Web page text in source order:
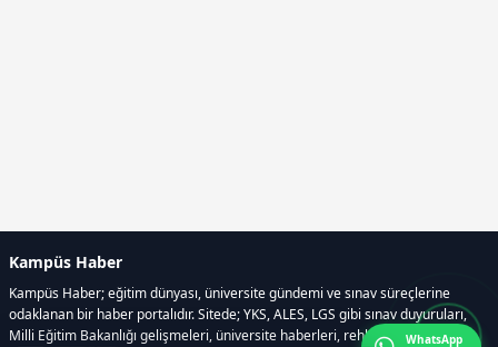
Kampüs Haber
Kampüs Haber; eğitim dünyası, üniversite gündemi ve sınav süreçlerine
odaklanan bir haber portalıdır. Sitede; YKS, ALES, LGS gibi sınav duyuruları,
Milli Eğitim Bakanlığı gelişmeleri, üniversite haberleri, rehberlik içerikleri,
WhatsApp